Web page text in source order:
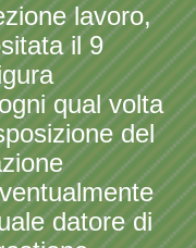
lavoro,
il 9
qual volta
del
datore di